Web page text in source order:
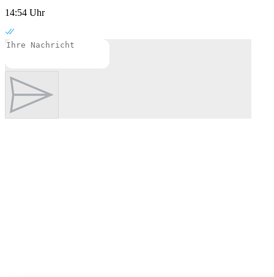
14:54 Uhr